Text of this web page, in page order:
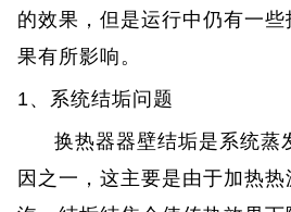
的效果，但是运行中仍有一
果有所影响。
1、系统结垢问题
换热器器壁结垢是系统蒸
因之一，这主要是由于加热